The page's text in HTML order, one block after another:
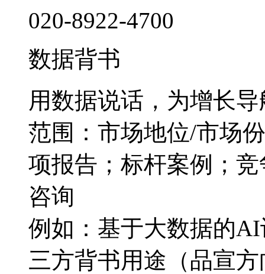
020-8922-4700
数据背书
用数据说话，为增长导
范围：市场地位/市场
项报告；标杆案例；
咨询
例如：基于大数据的
三方背书用途（品宣